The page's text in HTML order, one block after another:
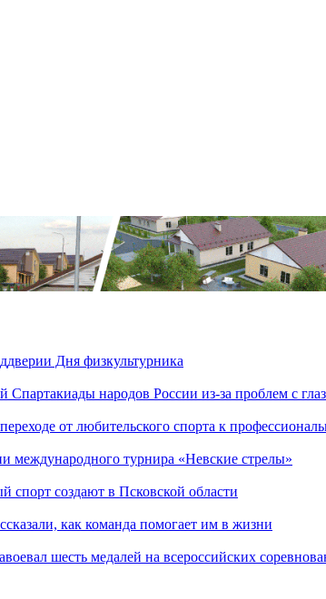
Дня физкультурника
народов России из-за проблем с
от любительского спорта к
международного турнира «Невские стрелы»
спорт создают в Псковской области
как команда помогает им в жизни
шесть медалей на всероссийских